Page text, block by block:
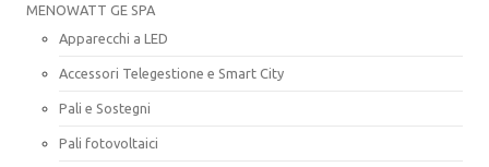
MENOWATT GE SPA
Apparecchi a LED
Accessori Telegestione e Smart City
Pali e Sostegni
Pali fotovoltaici